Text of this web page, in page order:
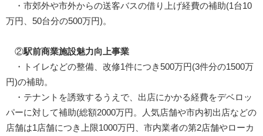
・市郊外や市外からの送客バスの借り上げ経費の補助(1台10
万円、50台分の500万円)。
②駅前商業施設魅力向上事業
・トイレなどの整備、改修1件につき500万円(3件分の1500万
円)の補助。
・テナントを誘致するうえで、出店にかかる経費をデベロッ
パーに対して補助(総額2000万円。人気店舗や市内初出店などの
店舗は1店舗につき上限1000万円、市内業者の第2店舗やローカ